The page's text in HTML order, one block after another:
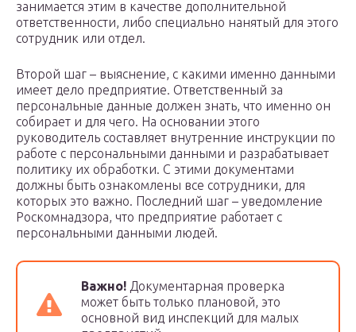
занимается этим в качестве дополнительной
ответственности, либо специально нанятый для этого
сотрудник или отдел.
Второй шаг – выяснение, с какими именно данными
имеет дело предприятие. Ответственный за
персональные данные должен знать, что именно он
собирает и для чего. На основании этого
руководитель составляет внутренние инструкции по
работе с персональными данными и разрабатывает
политику их обработки. С этими документами
должны быть ознакомлены все сотрудники, для
которых это важно. Последний шаг – уведомление
Роскомнадзора, что предприятие работает с
персональными данными людей.
Важно! Документарная проверка
может быть только плановой, это
основной вид инспекций для малых